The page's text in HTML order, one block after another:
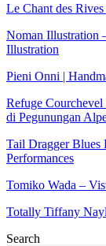
Le Chant des
Noman Illustration
Illustration
Pieni Onni |
Refuge
di Pegunungan
Tail Dragger Blues
Performances
Tomiko Wada –
Totally Tiffany
Search